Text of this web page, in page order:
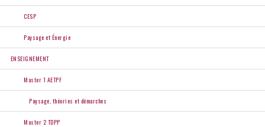
CESP
Paysage et Énergie
ENSEIGNEMENT
Master 1 AETPF
Paysage, théories et démarches
Master 2 TDPP